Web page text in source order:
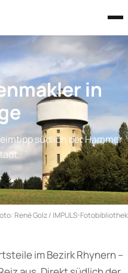
in
südlich der Hammer
René Golz / IMPULS-Fotobibliothek
im Bezirk Rhynern –